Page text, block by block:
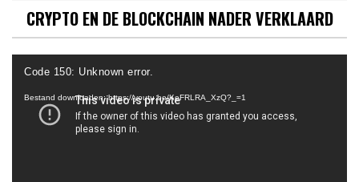
CRYPTO EN DE BLOCKCHAIN NADER VERKLAARD
Videospeler
Code 150: Unknown error.
Bestand downloaden: https://youtu.be/KeFRLRA_XzQ?_=1